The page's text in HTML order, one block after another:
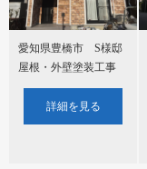
愛知県豊橋市 S様邸
屋根・外壁塗装工事
詳細を見る